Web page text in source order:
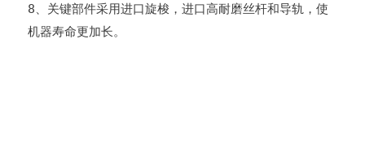
8、关键部件采用进口旋梭，进口高耐磨丝杆和导轨，使
机器寿命更加长。